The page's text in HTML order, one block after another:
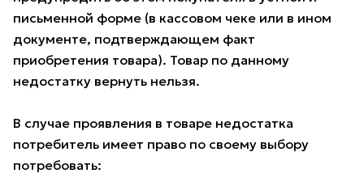
письменной форме (в кассовом чеке или в ином
документе, подтверждающем факт
приобретения товара). Товар по данному
недостатку вернуть нельзя.
В случае проявления в товаре недостатка
потребитель имеет право по своему выбору
потребовать: